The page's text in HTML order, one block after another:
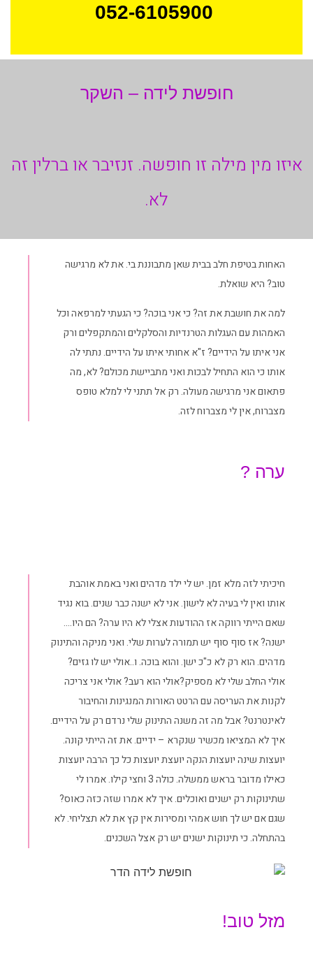
חופשת לידה – השקר
איזו מין מילה זו חופשה. זנזיבר או ברלין זה
לא.
האחות בטיפת חלב בבית שאן מתבוננת בי. את לא מרגישה
טוב? היא שואלת.
למה את חושבת את זה? כי אני בוכה? כי הגעתי למרפאה וכל
האמהות עם העגלות הטרנדיות והסלקלים והמתקפלים ורק
אני איתו על הידיים? ז"א אחותי איתו על הידיים. נתתי לה
אותו כי הוא התחיל לבכות ואני מתביישת מכולם? לא, מה
פתאום אני מרגישה מעולה. רק אל תתני לי למלא טופס
מצברוח, אין לי מצברוח לזה.
ערה ?
חיכיתי לזה מלא זמן. יש לי ילד מדהים ואני באמת אוהבת
אותו ואין לי בעיה לא לישון. אני לא ישנה כבר שנים. בוא נגיד
שאם הייתי רווקה אז ההודעות אצלי לא היו ערה? הם היו….
ישנה? אז סוף סוף יש תמורה לערות שלי. ואני מניקה והתינוק
מדהים. הוא רק לא כ"כ ישן. והוא בוכה. ו..אולי יש לו גזים?
אולי החלב שלי לא מספיק?אולי הוא רעב? אולי אני צריכה
לקנות את העריסה עם הרטט האורות המנגינות והחיבור
לאינטרנט? אבל מה זה משנה התינוק שלי נרדם רק על הידיים.
איך לא המציאו מכשיר שנקרא – ידיים. את זה הייתי קונה.
יועצות שינה יועצות הנקה יועצת יועצות כל כך הרבה יועצות
כאילו מדובר בראש ממשלה. כולה 3 וחצי קילו. אמרו לי
שתינוקות רק ישנים ואוכלים. איך לא אמרו שזה כזה כאוס?
שגם אם יש לך חוש אמהי ומסירות אין קץ את לא תצליחי. לא
בהתחלה. כי תינוקות ישנים יש רק אצל השכנים.
מזל טוב!